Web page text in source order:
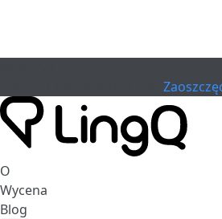
O
Wycena
Blog